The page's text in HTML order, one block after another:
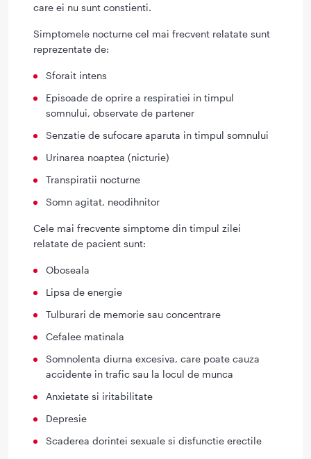
care ei nu sunt constienti.
Simptomele nocturne cel mai frecvent relatate sunt
reprezentate de:
Sforait intens
Episoade de oprire a respiratiei in timpul
somnului, observate de partener
Senzatie de sufocare aparuta in timpul somnului
Urinarea noaptea (nicturie)
Transpiratii nocturne
Somn agitat, neodihnitor
Cele mai frecvente simptome din timpul zilei
relatate de pacient sunt:
Oboseala
Lipsa de energie
Tulburari de memorie sau concentrare
Cefalee matinala
Somnolenta diurna excesiva, care poate cauza
accidente in trafic sau la locul de munca
Anxietate si iritabilitate
Depresie
Scaderea dorintei sexuale si disfunctie erectile